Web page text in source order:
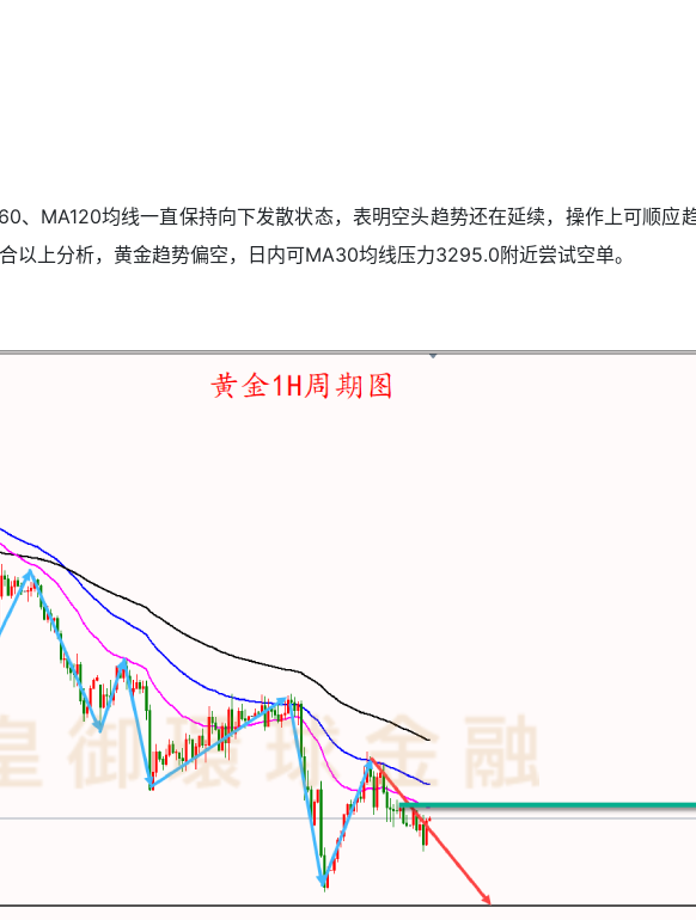
MA120均线一直保持向下发散状态，表明空头趋势还在延续，操作上可顺应
上分析，黄金趋势偏空，日内可MA30均线压力3295.0附近尝试空单。